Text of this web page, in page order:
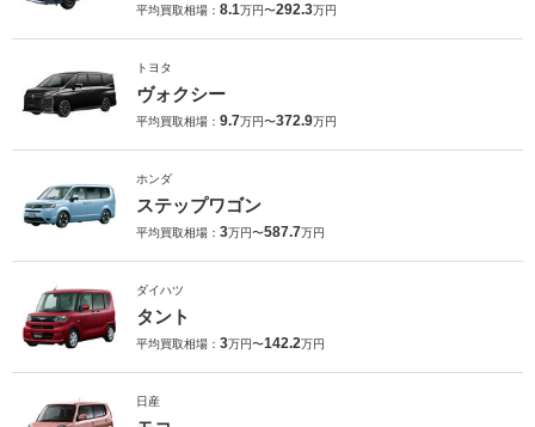
平均買取相場： 8.1万円〜292.3万円
トヨタ
ヴォクシー
平均買取相場： 9.7万円〜372.9万円
ホンダ
ステップワゴン
平均買取相場： 3万円〜587.7万円
ダイハツ
タント
平均買取相場： 3万円〜142.2万円
日産